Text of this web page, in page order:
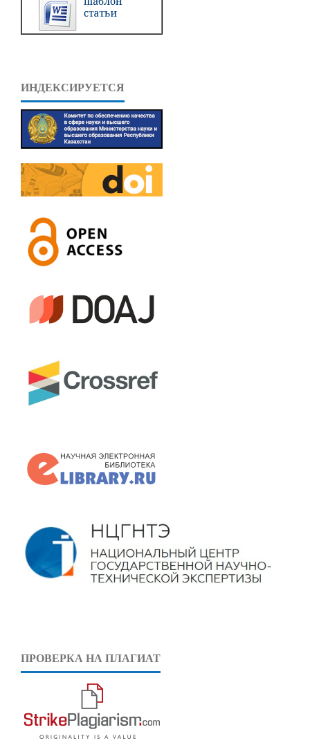
ИНДЕКСИРУЕТСЯ
ПРОВЕРКА НА ПЛАГИАТ